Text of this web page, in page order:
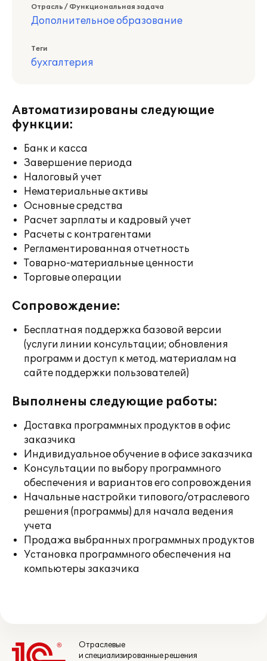
Отрасль / Функциональная задача
Дополнительное образование
Теги
бухгалтерия
Автоматизированы следующие
функции:
Банк и касса
Завершение периода
Налоговый учет
Нематериальные активы
Основные средства
Расчет зарплаты и кадровый учет
Расчеты с контрагентами
Регламентированная отчетность
Товарно-материальные ценности
Торговые операции
Сопровождение:
Бесплатная поддержка базовой версии
(услуги линии консультации; обновления
программ и доступ к метод. материалам на
сайте поддержки пользователей)
Выполнены следующие работы:
Доставка программных продуктов в офис
заказчика
Индивидуальное обучение в офисе заказчика
Консультации по выбору программного
обеспечения и вариантов его сопровождения
Начальные настройки типового/отраслевого
решения (программы) для начала ведения
учета
Продажа выбранных программных продуктов
Установка программного обеспечения на
компьютеры заказчика
Отраслевые
и специализированные решения